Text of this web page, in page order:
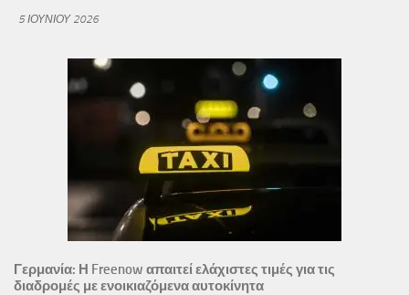
5 ΙΟΥΝΊΟΥ 2026
Γερμανία: Η Freenow απαιτεί ελάχιστες τιμές για τις
διαδρομές με ενοικιαζόμενα αυτοκίνητα